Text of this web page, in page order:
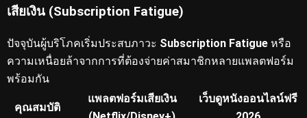
เสียเงิน (Subscription Fatigue)
ปัจจุบันผู้บริโภคเริ่มประสบภาวะ Subscription Fatigue หรือ
ความเหนื่อยล้าจากการที่ต้องจ่ายค่าสมาชิกหลายแพลตฟอร์ม
พร้อมกัน
คุณสมบัติ
แพลตฟอร์มเสียเงิน
เว็บดูหนังออนไลน์ฟรี